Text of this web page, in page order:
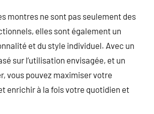
montres ne sont pas seulement des
elles sont également un
et du style individuel. Avec un
sur l’utilisation envisagée, et un
vous pouvez maximiser votre
enrichir à la fois votre quotidien et